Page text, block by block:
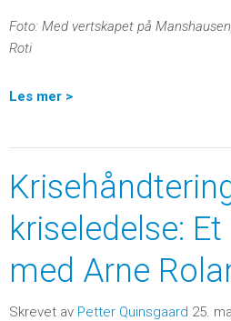
Foto: Med vertskapet på
Roti
Les mer >
kriseledelse:
med Arne
Skrevet av Petter Quinsgaard 25.